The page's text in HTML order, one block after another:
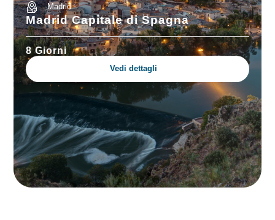
Madrid
Madrid Capitale di Spagna
8 Giorni
Vedi dettagli